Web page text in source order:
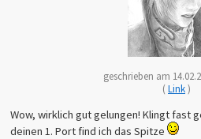
geschrieben am
(Link)
Wow, wirklich gut gelungen! Klingt fast
deinen 1. Port find ich das Spitze